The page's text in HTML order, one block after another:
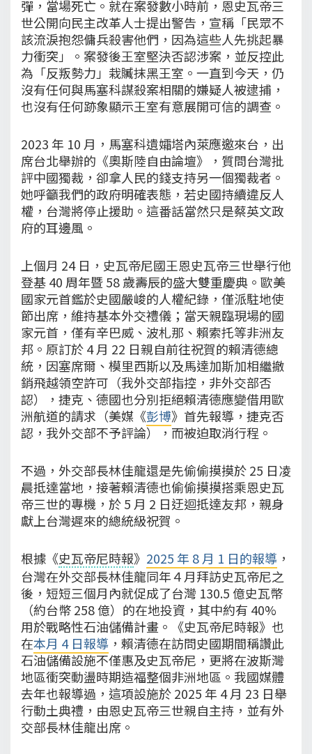
彈，當場死亡。就在案發數小時前，恩史瓦帝三
世公開向民主改革人士提出警告，宣稱「民眾不
該流淚抱怨傭兵殺害他們，因為這些人先挑起暴
力衝突」。案發後王室堅決否認涉案，並反控此
為「反叛勢力」栽贓抹黑王室。一直到今天，仍
沒有任何與馬塞科謀殺案相關的嫌疑人被逮捕，
也沒有任何跡象顯示王室有意展開可信的調查。
2023 年 10 月，馬塞科遺孀塔內萊應邀來台，出
席台北舉辦的《奧斯陸自由論壇》，質問台灣批
評中國獨裁，卻拿人民的錢支持另一個獨裁者。
她呼籲我們的政府明確表態，若史國持續違反人
權，台灣將停止援助。這番話當然只是蔡英文政
府的耳邊風。
上個月 24 日，史瓦帝尼國王恩史瓦帝三世舉行他
登基 40 周年暨 58 歲壽辰的盛大雙重慶典。歐美
國家元首鑑於史國嚴峻的人權紀錄，僅派駐地使
節出席，維持基本外交禮儀；當天親臨現場的國
家元首，僅有辛巴威、波札那、賴索托等非洲友
邦。原訂於 4 月 22 日親自前往祝賀的賴清德總
統，因塞席爾、模里西斯以及馬達加斯加相繼撤
銷飛越領空許可（我外交部指控，非外交部否
認），捷克、德國也分別拒絕賴清德應變借用歐
洲航道的請求（美媒《彭博》首先報導，捷克否
認，我外交部不予評論），而被迫取消行程。
不過，外交部長林佳龍還是先偷偷摸摸於 25 日凌
晨抵達當地，接著賴清德也偷偷摸摸搭乘恩史瓦
帝三世的專機，於 5 月 2 日迂迴抵達友邦，親身
獻上台灣遲來的總統級祝賀。
根據《史瓦帝尼時報》 2025 年 8 月 1 日的報導 ，
台灣在外交部長林佳龍同年４月拜訪史瓦帝尼之
後，短短三個月內就促成了台灣 130.5 億史瓦幣
（約台幣 258 億）的在地投資，其中約有 40%
用於戰略性石油儲備計畫。《史瓦帝尼時報》也
在本月 4 日報導 ，賴清德在訪問史國期間稱讚此
石油儲備設施不僅惠及史瓦帝尼，更將在波斯灣
地區衝突動盪時期造福整個非洲地區。我國媒體
去年也報導過，這項設施於 2025 年 4 月 23 日舉
行動土典禮，由恩史瓦帝三世親自主持，並有外
交部長林佳龍出席。